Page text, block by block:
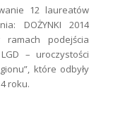
12 laureatów
DOŻYNKI 2014
ramach podejścia
– uroczystości
które odbyły
roku.